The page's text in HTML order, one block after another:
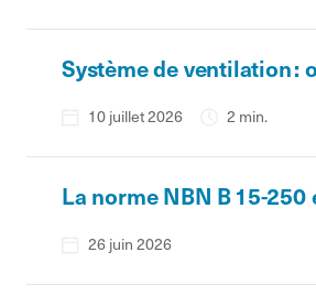
Système de ventilation :
10 juillet 2026 2 min.
La norme NBN B 15-
26 juin 2026